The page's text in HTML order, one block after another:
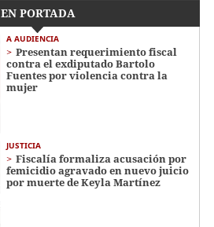
EN PORTADA
A AUDIENCIA
Presentan requerimiento fiscal
contra el exdiputado Bartolo
Fuentes por violencia contra la
mujer
JUSTICIA
Fiscalía formaliza acusación por
femicidio agravado en nuevo juicio
por muerte de Keyla Martínez